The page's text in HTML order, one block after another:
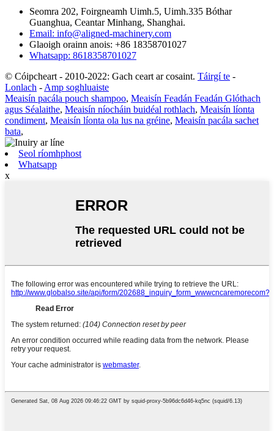
Seomra 202, Foirgneamh Uimh.5, Uimh.335 Bóthar
Guanghua, Ceantar Minhang, Shanghai.
Email: info@aligned-machinery.com
Glaoigh orainn anois: +86 18358701027
Whatsapp: 8618358701027
© Cóipcheart - 2010-2022: Gach ceart ar cosaint. Táirgí te -
Lonlach - Amp soghluaiste
Meaisín pacála pouch shampoo, Meaisín Feadán Feadán Glóthach
agus Séalaithe, Meaisín níocháin buidéal rothlach, Meaisín líonta
condiment, Meaisín líonta ola lus na gréine, Meaisín pacála sachet
bata,
Seol ríomhphost
Whatsapp
x